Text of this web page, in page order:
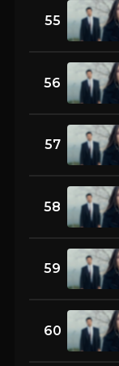
55
56
57
58
59
60